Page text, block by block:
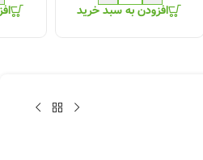
افزودن به سبد خرید